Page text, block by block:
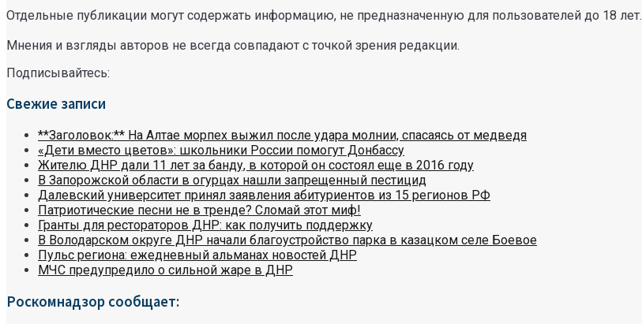
Отдельные публикации могут содержать информацию, не предназначенную для пользователей до 18 лет.
Мнения и взгляды авторов не всегда совпадают с точкой зрения редакции.
Подписывайтесь:
Свежие записи
**Заголовок:** На Алтае морпех выжил после удара молнии, спасаясь от медведя
«Дети вместо цветов»: школьники России помогут Донбассу
Жителю ДНР дали 11 лет за банду, в которой он состоял еще в 2016 году
В Запорожской области в огурцах нашли запрещенный пестицид
Далевский университет принял заявления абитуриентов из 15 регионов РФ
Патриотические песни не в тренде? Сломай этот миф!
Гранты для рестораторов ДНР: как получить поддержку
В Володарском округе ДНР начали благоустройство парка в казацком селе Боевое
Пульс региона: ежедневный альманах новостей ДНР
МЧС предупредило о сильной жаре в ДНР
Роскомнадзор сообщает: